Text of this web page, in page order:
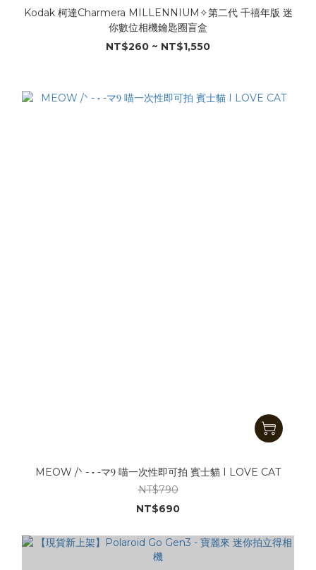
Kodak 柯達Charmera MILLENNIUM✧第二代 千禧年版 迷
你數位相機鑰匙圈盲盒
NT$260 ~ NT$1,550
MEOW /ᐠ - ˕ -マⳊ 喵一次性即可拍 賓士貓 I LOVE CAT
NT$790
NT$690